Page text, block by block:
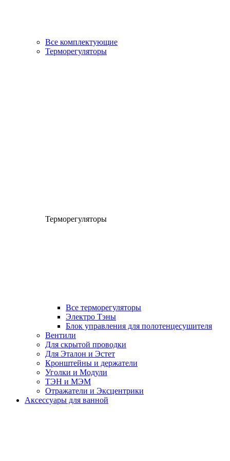
Все комплектующие
Терморегуляторы
Терморегуляторы
Все терморегуляторы
Электро Тэны
Блок управления для полотенцесушителя
Вентили
Для скрытой проводки
Для Эталон и Эстет
Кронштейны и держатели
Уголки и Модули
ТЭН и МЭМ
Отражатели и Эксцентрики
Аксессуары для ванной